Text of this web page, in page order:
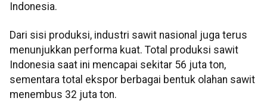
Indonesia.
Dari sisi produksi, industri sawit nasional juga terus
menunjukkan performa kuat. Total produksi sawit
Indonesia saat ini mencapai sekitar 56 juta ton,
sementara total ekspor berbagai bentuk olahan sawit
menembus 32 juta ton.